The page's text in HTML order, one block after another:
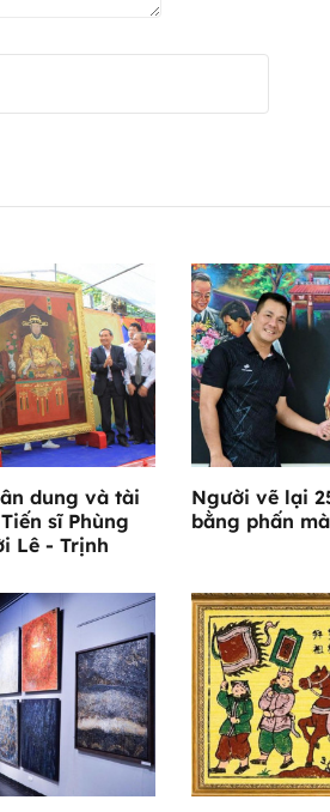
dung và tài
sĩ Phùng
Lê - Trịnh
Người vẽ lại
bằng phấn